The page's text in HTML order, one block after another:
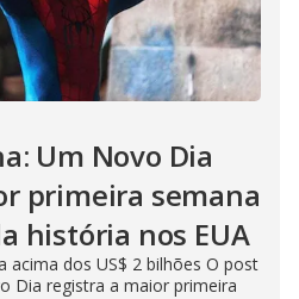
Um Novo Dia
primeira semana
história nos EUA
acima dos US$ 2 bilhões O post
Dia registra a maior primeira